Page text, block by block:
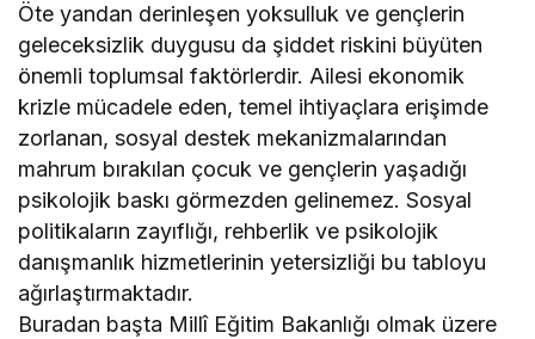
Öte yandan derinleşen yoksulluk ve gençlerin
geleceksizlik duygusu da şiddet riskini büyüten
önemli toplumsal faktörlerdir. Ailesi ekonomik
krizle mücadele eden, temel ihtiyaçlara erişimde
zorlanan, sosyal destek mekanizmalarından
mahrum bırakılan çocuk ve gençlerin yaşadığı
psikolojik baskı görmezden gelinemez. Sosyal
politikaların zayıflığı, rehberlik ve psikolojik
danışmanlık hizmetlerinin yetersizliği bu tabloyu
ağırlaştırmaktadır.
Buradan başta Millî Eğitim Bakanlığı olmak üzere